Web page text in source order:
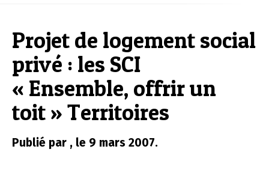
Projet de logement social
privé : les SCI
« Ensemble, offrir un
toit » Territoires
Publié par , le 9 mars 2007.